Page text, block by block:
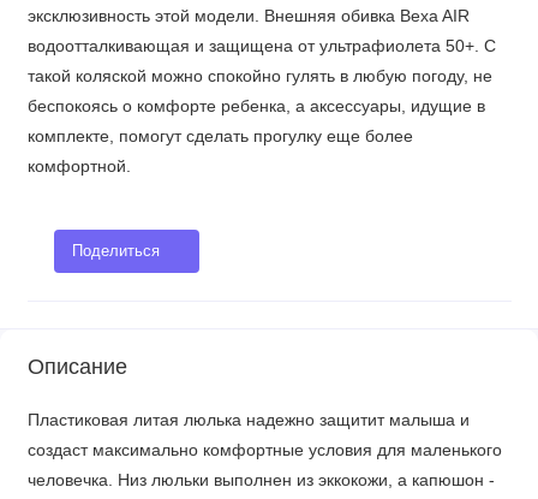
эксклюзивность этой модели. Внешняя обивка Bexa AIR
водоотталкивающая и защищена от ультрафиолета 50+. С
такой коляской можно спокойно гулять в любую погоду, не
беспокоясь о комфорте ребенка, а аксессуары, идущие в
комплекте, помогут сделать прогулку еще более
комфортной.
Поделиться
Описание
Пластиковая литая люлька надежно защитит малыша и
создаст максимально комфортные условия для маленького
человечка. Низ люльки выполнен из эккокожи, а капюшон -